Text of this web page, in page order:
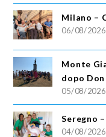
Milano –
06/08/2026
Monte
dopo
05/08/2026
Seregno
04/08/2026